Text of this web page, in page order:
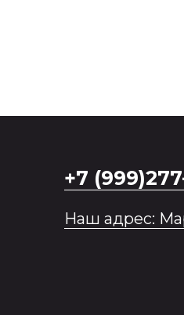
+7
Наш адрес: